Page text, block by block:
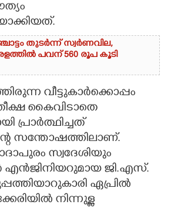
തുടർന്ന് സ്വർണവില,
പവന് 560 രൂപ കൂടി
വീട്ടുകാർക്കൊപ്പം
കൈവിടാതെ
പ്രാർത്ഥിച്ചത്
സന്തോഷത്തിലാണ്.
സ്വദേശിയും
ജി.എസ്.
ഏപ്രിൽ
നിന്നുള്ള